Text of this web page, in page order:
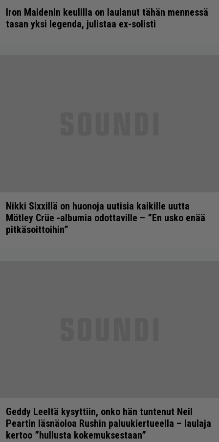
Iron Maidenin keulilla on laulanut tähän mennessä
tasan yksi legenda, julistaa ex-solisti
Nikki Sixxillä on huonoja uutisia kaikille uutta
Mötley Crüe -albumia odottaville – ”En usko enää
pitkäsoittoihin”
Geddy Leeltä kysyttiin, onko hän tuntenut Neil
Peartin läsnäoloa Rushin paluukiertueella – laulaja
kertoo ”hullusta kokemuksestaan”